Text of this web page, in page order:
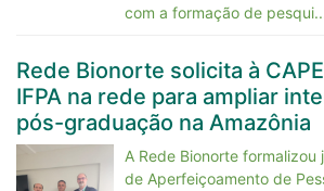
com a formação de
Rede Bionorte solicita à
IFPA na rede para ampliar
pós-graduação na Amazônia
A Rede Bionorte
de Aperfeiçoamento de